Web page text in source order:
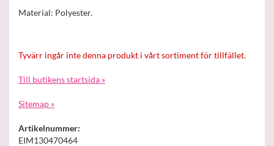
Material: Polyester.
Tyvärr ingår inte denna produkt i vårt sortiment för tillfället.
Till butikens startsida »
Sitemap »
Artikelnummer:
EIM130470464